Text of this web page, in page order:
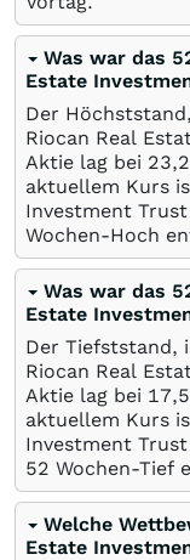
Was war das
Estate
Der
Riocan Real
Aktie lag bei
aktuellem Kurs
Investment
Wochen-Hoch
Was war das
Estate
Der Tiefststand,
Riocan Real
Aktie lag bei
aktuellem Kurs
Investment
52 Wochen-Tief
Welche
Estate